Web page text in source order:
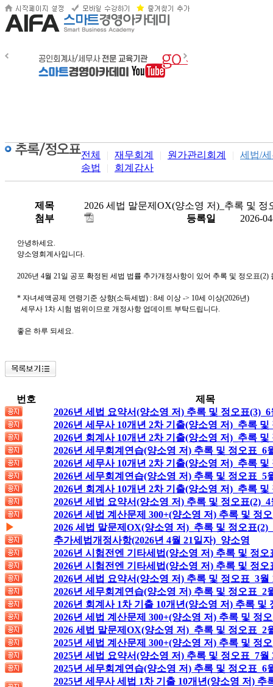
전체 | 재무회계 | 원가관리회계 |
세법/
송법
| 회계감사
제목
2026 세법 말문제OX(양소영 저)_추록 및 정
첨부
등록일 2026-
안녕하세요.
양소영회계사입니다.
2026년 4월 21일 공포 확정된 세법 법률 추가개정사항이 있어 추록 및 정오표
* 자녀세액공제 연령기준 상향(소득세법) : 8세 이상 -> 10세 이상(2026년)
세무사 1차 시험 범위이므로 개정사항 업데이트 부탁드립니다.
좋은 하루 되세요.
번호
제목
2026년 세법 요약서(양소영 저) 추록 및 정오표(3)_6
2026년 세무사 10개년 2차 기출(양소영 저)_추록 및
2026년 회계사 10개년 2차 기출(양소영 저)_추록 및
2026년 세무회계연습(양소영 저) 추록 및 정오표_6
2026년 세무사 10개년 2차 기출(양소영 저)_추록 및
2026년 세무회계연습(양소영 저) 추록 및 정오표_5
2026년 회계사 10개년 2차 기출(양소영 저)_추록 및
2026년 세법 요약서(양소영 저) 추록 및 정오표(2)_4
2026년 세법 계산문제 300+(양소영 저) 추록 및 정
▶
2026 세법 말문제OX(양소영 저)_추록 및 정오표
추가세법개정사항(2026년 4월 21일자)_양소영
2026년 시험전엔 기타세법(양소영 저) 추록 및 정오
2026년 시험전엔 기타세법(양소영 저) 추록 및 정오
2026년 세법 요약서(양소영 저) 추록 및 정오표_3월
2026년 세무회계연습(양소영 저) 추록 및 정오표_2
2026년 회계사 1차 기출 10개년(양소영 저) 추록 및
2026년 세법 계산문제 300+(양소영 저) 추록 및 정
2026 세법 말문제OX(양소영 저)_추록 및 정오표_2
2025년 세법 계산문제 300+(양소영 저) 추록 및 정
2025년 세법 요약서(양소영 저) 추록 및 정오표_7월
2025년 세무회계연습(양소영 저) 추록 및 정오표_6
2025년 세무사 세법 1차 기출 10개년(양소영 저) 추